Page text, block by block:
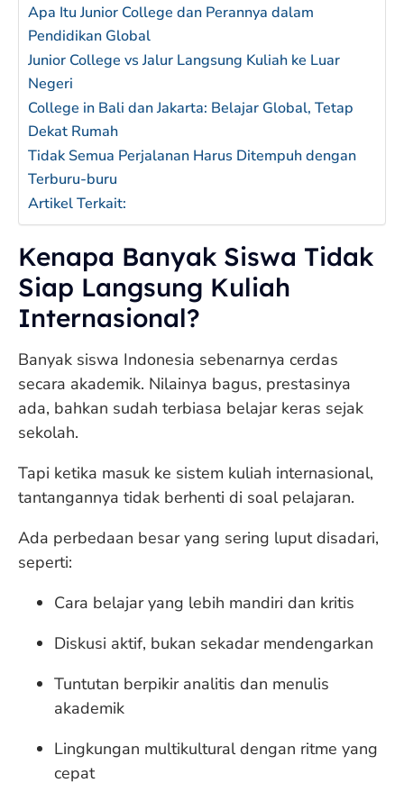
Apa Itu Junior College dan Perannya dalam
Pendidikan Global
Junior College vs Jalur Langsung Kuliah ke Luar
Negeri
College in Bali dan Jakarta: Belajar Global, Tetap
Dekat Rumah
Tidak Semua Perjalanan Harus Ditempuh dengan
Terburu-buru
Artikel Terkait:
Kenapa Banyak Siswa Tidak
Siap Langsung Kuliah
Internasional?
Banyak siswa Indonesia sebenarnya cerdas
secara akademik. Nilainya bagus, prestasinya
ada, bahkan sudah terbiasa belajar keras sejak
sekolah.
Tapi ketika masuk ke sistem kuliah internasional,
tantangannya tidak berhenti di soal pelajaran.
Ada perbedaan besar yang sering luput disadari,
seperti:
Cara belajar yang lebih mandiri dan kritis
Diskusi aktif, bukan sekadar mendengarkan
Tuntutan berpikir analitis dan menulis
akademik
Lingkungan multikultural dengan ritme yang
cepat